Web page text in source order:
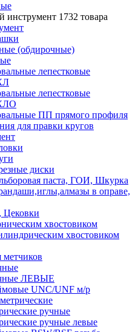
инструмент 1732 товара
(обдирочные)
лепестковые
лепестковые
ПП прямого профиля
для правки кругов
диски
паста, ГОИ, Шкурка
в оправе,
Цековки
хвостовиком
хвостовиком
метчиков
ЛЕВЫЕ
UNC/UNF м/р
ручные
ручные левые